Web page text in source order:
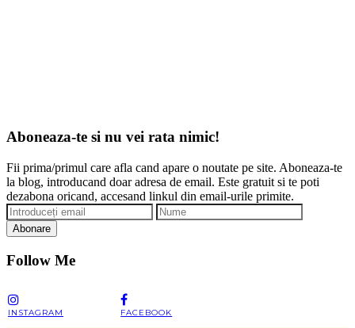
Aboneaza-te si nu vei rata nimic!
Fii prima/primul care afla cand apare o noutate pe site. Aboneaza-te
la blog, introducand doar adresa de email. Este gratuit si te poti
dezabona oricand, accesand linkul din email-urile primite.
Abonare
Follow Me
INSTAGRAM FACEBOOK